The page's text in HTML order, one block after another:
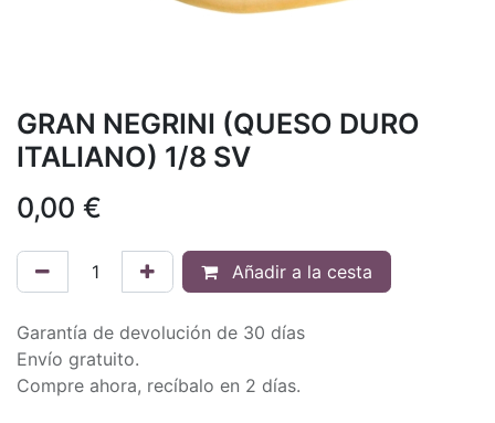
GRAN NEGRINI (QUESO DURO
ITALIANO) 1/8 SV
0,00 €
Añadir a la cesta
Garantía de devolución de 30 días
Envío gratuito.
Compre ahora, recíbalo en 2 días.